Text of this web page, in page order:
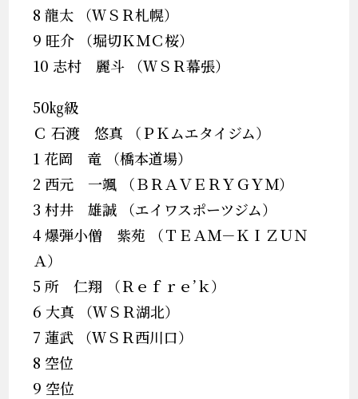
8 龍太 （ＷＳＲ札幌）
9 旺介 （堀切ＫＭＣ桜）
10 志村 麗斗 （ＷＳＲ幕張）
50㎏級
Ｃ 石渡 悠真 （ＰＫムエタイジム）
1 花岡 竜 （橋本道場）
2 西元 一颯 （ＢＲＡＶＥＲＹＧＹＭ）
3 村井 雄誠 （エイワスポーツジム）
4 爆弾小僧 紫苑 （ＴＥＡＭ－ＫＩＺＵＮ
Ａ）
5 所 仁翔 （Ｒｅｆｒｅ’ｋ）
6 大真 （ＷＳＲ湖北）
7 蓮武 （ＷＳＲ西川口）
8 空位
9 空位